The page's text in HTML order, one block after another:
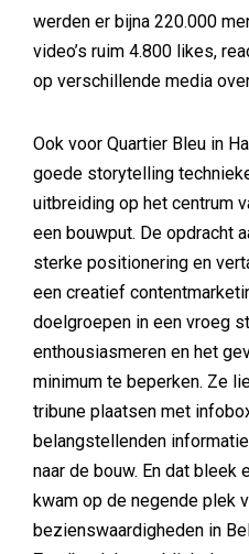
werden er bijna 220.000
video’s ruim 4.800 likes,
op verschillende media
Ook voor Quartier Bleu in
goede storytelling
uitbreiding op het centrum
een bouwput. De opdracht
sterke positionering en
een creatief
doelgroepen in een vroeg
enthousiasmeren en het
minimum te beperken. Ze
tribune plaatsen met
belangstellenden
naar de bouw. En dat bleek
kwam op de negende plek
bezienswaardigheden in